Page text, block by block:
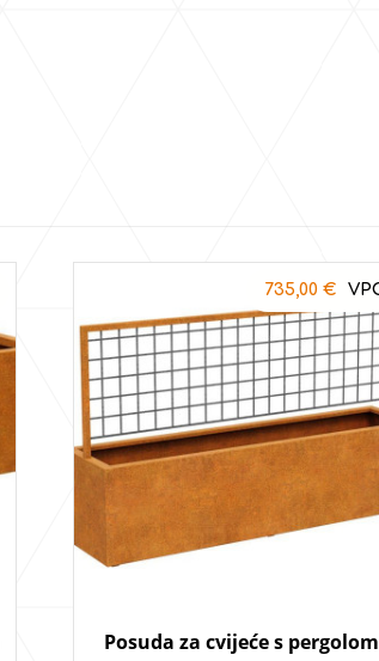
Posuda za cvijeće s pergolom
735,00€